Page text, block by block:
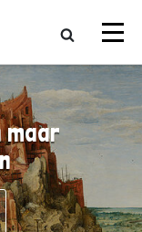
maar